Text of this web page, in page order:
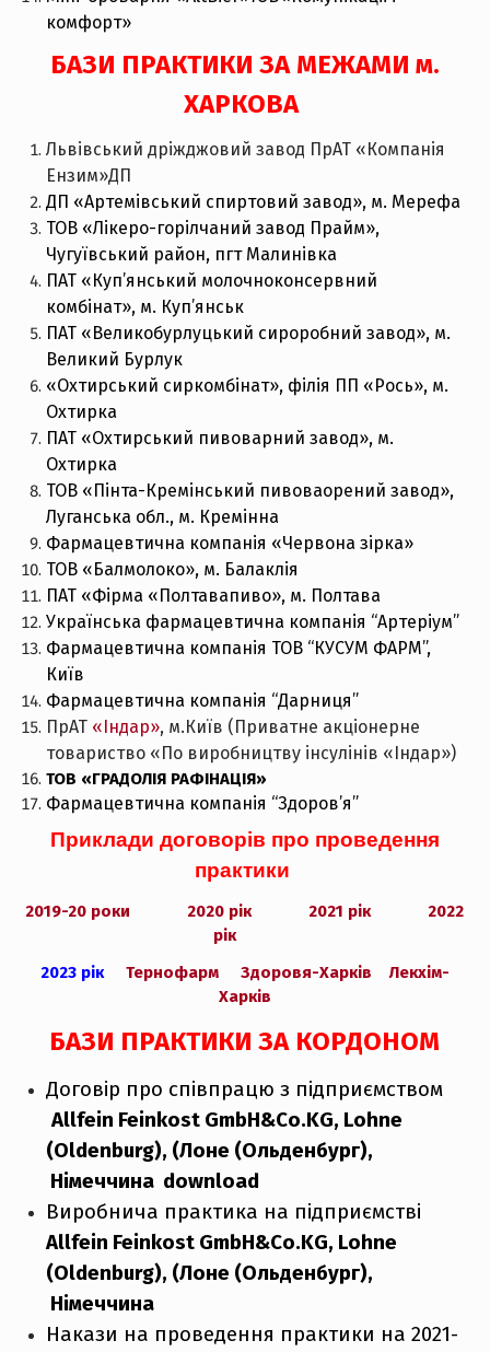
комфорт»
БАЗИ ПРАКТИКИ ЗА МЕЖАМИ м.
ХАРКОВА
Львівський дріжджовий завод ПрАТ «Компанія
Ензим»ДП
ДП «Артемівський спиртовий завод», м. Мерефа
ТОВ «Лікеро-горілчаний завод Прайм»,
Чугуївський район, пгт Малинівка
ПАТ «Куп’янський молочноконсервний
комбінат», м. Куп’янськ
ПАТ «Великобурлуцький сироробний завод», м.
Великий Бурлук
«Охтирський сиркомбінат», філія ПП «Рось», м.
Охтирка
ПАТ «Охтирський пивоварний завод», м.
Охтирка
ТОВ «Пінта-Кремінський пивоваорений завод»,
Луганська обл., м. Кремінна
Фармацевтична компанія «Червона зірка»
ТОВ «Балмолоко», м. Балаклія
ПАТ «Фірма «Полтавапиво», м. Полтава
Українська фармацевтична компанія “Артеріум”
Фармацевтична компанія ТОВ “КУСУМ ФАРМ”,
Київ
Фармацевтична компанія “Дарниця”
ПрАТ «Індар», м.Київ (Приватне акціонерне
товариство «По виробництву інсулінів «Індар»)
ТОВ «ГРАДОЛІЯ РАФІНАЦІЯ»
Фармацевтична компанія “Здоров’я”
Приклади договорів про проведення
практики
2019-20 роки 2020 рік 2021 рік
2022
рік
2023 рік Тернофарм Здоровя-Харків
Лекхім-
Харків
БАЗИ ПРАКТИКИ ЗА КОРДОНОМ
Договір про співпрацю з підприємством
Allfein Feinkost GmbH&Co.KG, Lohne
(Oldenburg), (Лоне (Ольденбург),
Німеччина download
Виробнича практика на підприємстві
Allfein Feinkost GmbH&Co.KG, Lohne
(Oldenburg), (Лоне (Ольденбург),
Німеччина
Накази на проведення практики на 2021-